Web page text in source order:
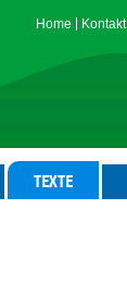
Home Kontakt
TEXTE